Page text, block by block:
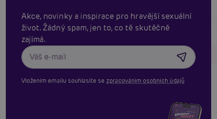
Akce, novinky a inspirace pro hravější sexuální
život. Žádný spam, jen to, co tě skutěčně
zajímá.
Vložením emailu souhlasíte se zpracováním osobních údajů